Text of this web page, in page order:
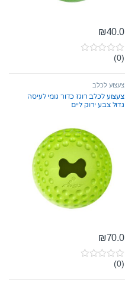
₪40.0
0
t
o
f
5
(0)
צעצוע לכלב
צעצוע לכלב רוגז כדור גומי לעיסה
גדול צבע ירוק ליים
₪70.0
0(0)